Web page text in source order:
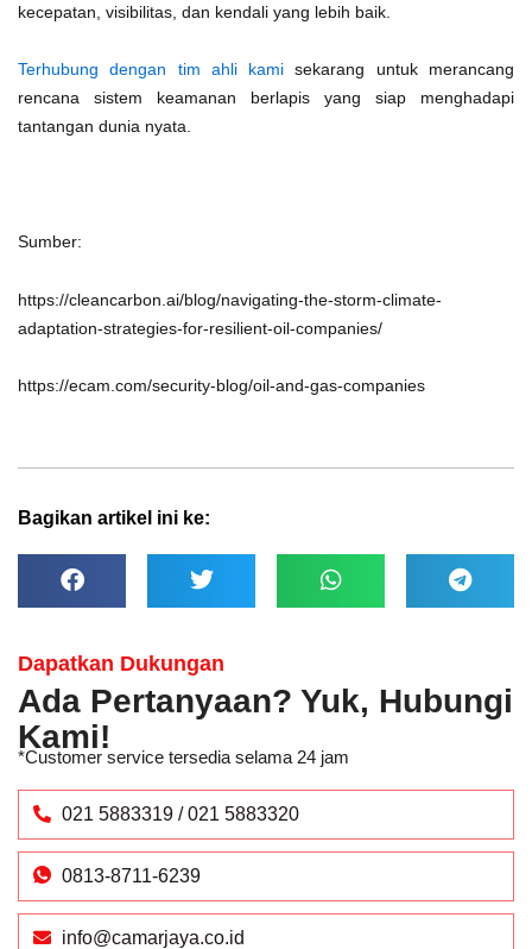
kecepatan, visibilitas, dan kendali yang lebih baik.
Terhubung dengan tim ahli kami sekarang untuk merancang
rencana sistem keamanan berlapis yang siap menghadapi
tantangan dunia nyata.
Sumber:
https://cleancarbon.ai/blog/navigating-the-storm-climate-
adaptation-strategies-for-resilient-oil-companies/
https://ecam.com/security-blog/oil-and-gas-companies
Bagikan artikel ini ke:
Dapatkan Dukungan
Ada Pertanyaan? Yuk, Hubungi
Kami!
*Customer service tersedia selama 24 jam
021 5883319 / 021 5883320
0813-8711-6239
info@camarjaya.co.id